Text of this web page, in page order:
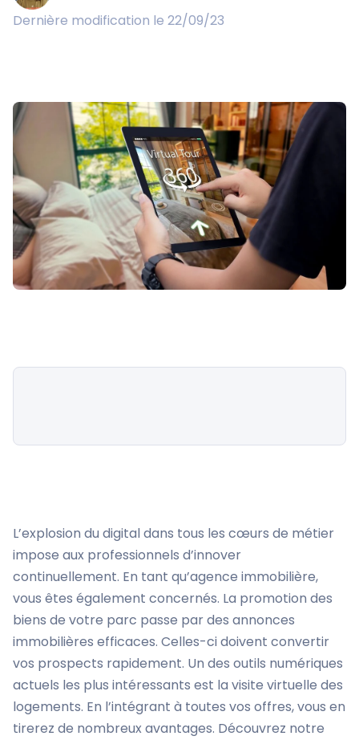
Dernière modification le 22/09/23
L’explosion du digital dans tous les cœurs de métier
impose aux professionnels d’innover
continuellement. En tant qu’agence immobilière,
vous êtes également concernés. La promotion des
biens de votre parc passe par des annonces
immobilières efficaces. Celles-ci doivent convertir
vos prospects rapidement. Un des outils numériques
actuels les plus intéressants est la visite virtuelle des
logements. En l’intégrant à toutes vos offres, vous en
tirerez de nombreux avantages. Découvrez notre